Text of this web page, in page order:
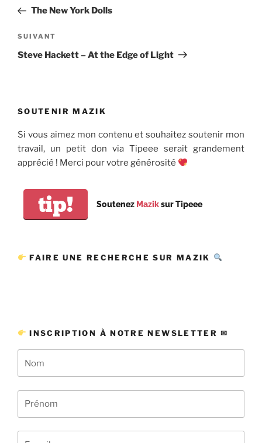
l’article
précédent
The New York Dolls
Article
suivant
SUIVANT
Steve Hackett – At the Edge of Light
SOUTENIR MAZIK
Si vous aimez mon contenu et souhaitez soutenir mon
travail, un petit don via Tipeee serait grandement
apprécié ! Merci pour votre générosité
tip! Soutenez Maziksur Tipeee
FAIRE UNE RECHERCHE SUR MAZIK
INSCRIPTION À NOTRE NEWSLETTER ✉